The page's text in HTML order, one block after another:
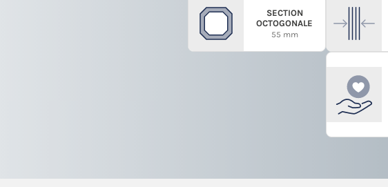
SECTION
OCTOGONALE
55 mm